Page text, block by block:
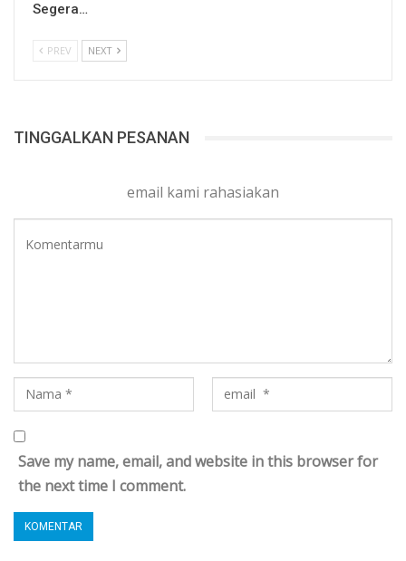
Segera…
PREV NEXT
TINGGALKAN PESANAN
email kami rahasiakan
Save my name, email, and website in this browser for
the next time I comment.